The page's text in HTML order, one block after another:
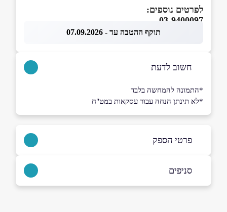
לפרטים נוספים:
03-9400097
תוקף ההטבה עד - 07.09.2026
חשוב לדעת
*התמונה להמחשה בלבד
*לא תינתן הנחה עבור עסקאות במט"ח
פרטי הספק
סניפים